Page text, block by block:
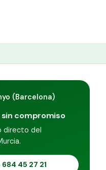
(Barcelona)
compromiso
directo del
45 27 21